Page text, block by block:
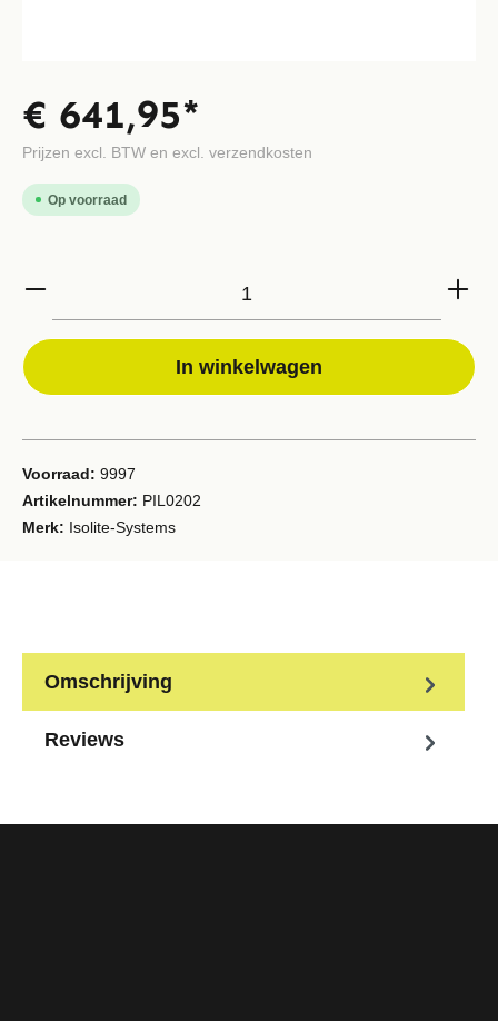
€ 641,95*
Prijzen excl. BTW en excl. verzendkosten
Op voorraad
In winkelwagen
Voorraad: 9997
Artikelnummer: PIL0202
Merk: Isolite-Systems
Omschrijving
Reviews